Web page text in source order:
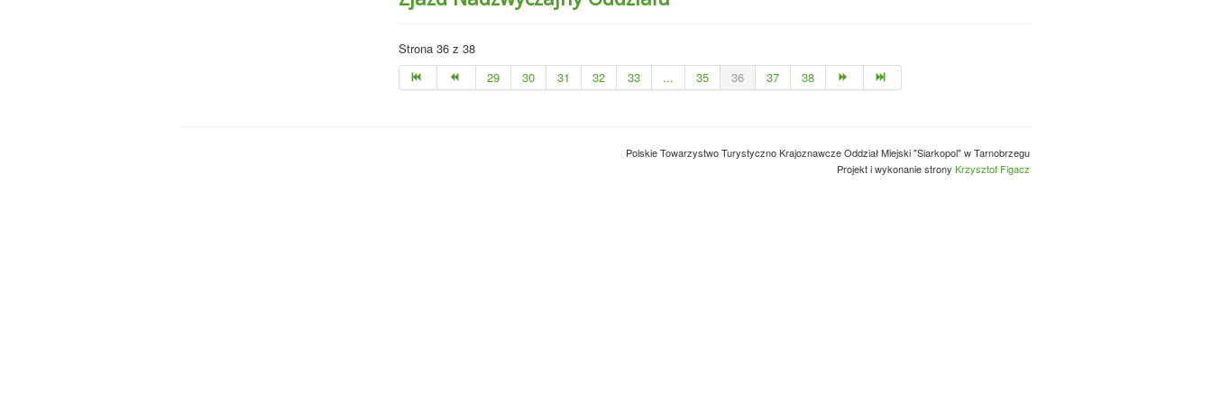
Strona 36 z 38
29
30 31 32 33 ... 35 36 37 38
Polskie Towarzystwo Turystyczno Krajoznawcze Oddział Miejski "Siarkopol" w Tarnobrzegu
Projekt i wykonanie strony Krzysztof Figacz